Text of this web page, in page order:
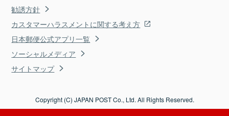
勧誘方針
カスタマーハラスメントに関する考え方
日本郵便公式アプリ一覧
ソーシャルメディア
サイトマップ
Copyright (C) JAPAN POST Co., Ltd. All Rights Reserved.